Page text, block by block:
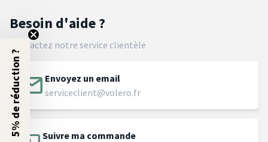
Besoin d'aide ?
Contactez notre service clientèle
Envoyez un email
serviceclient@volero.fr
Suivre ma commande
5% de réduction ?